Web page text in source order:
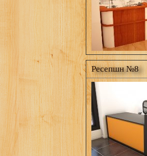
Ресепшн №8